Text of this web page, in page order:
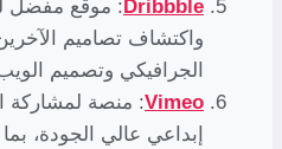
Dribbble : موقع مفضل
واكتشاف تصاميم
الجرافيكي وتصميم
Vimeo: منصة لمشاركة
إبداعي عالي الجودة،